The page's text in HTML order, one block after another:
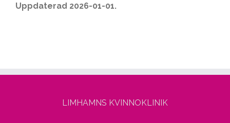
Uppdaterad 2026-01-01.
LIMHAMNS KVINNOKLINIK